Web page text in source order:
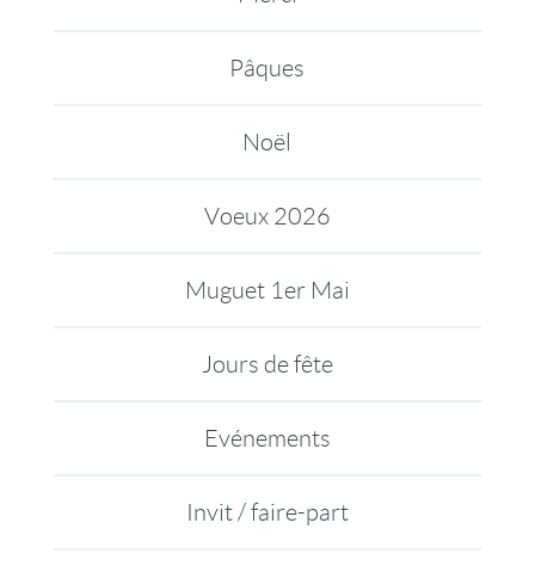
Pâques
Noël
Voeux 2026
Muguet 1er Mai
Jours de fête
Evénements
Invit / faire-part